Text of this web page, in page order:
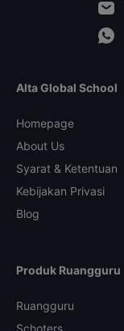
Alta Global School
Homepage
About Us
Syarat & Ketentuan
Kebijakan Privasi
Blog
Produk Ruangguru
Ruangguru
Schoters